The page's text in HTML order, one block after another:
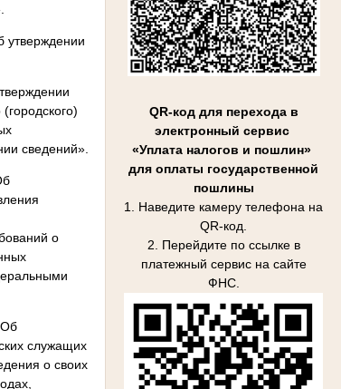
QR-код для перехода в
электронный сервис
«Уплата налогов и пошлин»
для оплаты государственной
пошлины
1. Наведите камеру телефона на
QR-код.
2. Перейдите по ссылке в
платежный сервис на сайте
ФНС.
утверждении
сведений».
о
служащих
о своих